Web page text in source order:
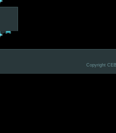
Copyright